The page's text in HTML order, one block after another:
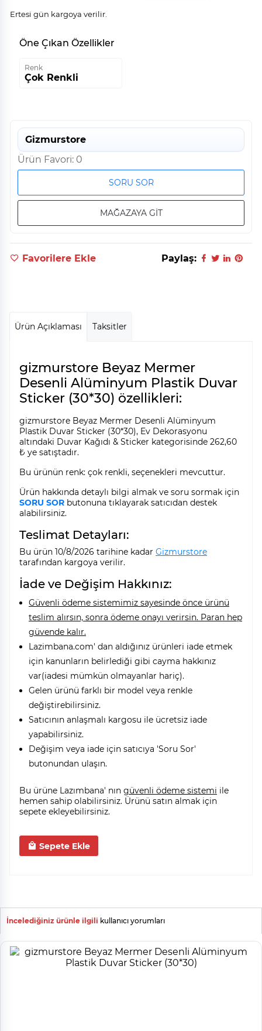
Ertesi gün kargoya verilir.
Öne Çıkan Özellikler
Renk
Çok Renkli
Gizmurstore
Ürün Favori: 0
SORU SOR
MAĞAZAYA GİT
Favorilere Ekle Paylaş:
Ürün Açıklaması Taksitler
gizmurstore Beyaz Mermer
Desenli Alüminyum Plastik Duvar
Sticker (30*30) özellikleri:
gizmurstore Beyaz Mermer Desenli Alüminyum
Plastik Duvar Sticker (30*30), Ev Dekorasyonu
altındaki Duvar Kağıdı & Sticker kategorisinde 262,60
₺ ye satıştadır.
Bu ürünün renk: çok renkli, seçenekleri mevcuttur.
Ürün hakkında detaylı bilgi almak ve soru sormak için
SORU SOR butonuna tıklayarak satıcıdan destek
alabilirsiniz.
Teslimat Detayları:
Bu ürün 10/8/2026 tarihine kadar Gizmurstore
tarafından kargoya verilir.
İade ve Değişim Hakkınız:
Güvenli ödeme sistemimiz sayesinde önce ürünü
teslim alırsın, sonra ödeme onayı verirsin. Paran hep
güvende kalır.
Lazimbana.com' dan aldığınız ürünleri iade etmek
için kanunların belirlediği gibi cayma hakkınız
var(iadesi mümkün olmayanlar hariç).
Gelen ürünü farklı bir model veya renkle
değiştirebilirsiniz.
Satıcının anlaşmalı kargosu ile ücretsiz iade
yapabilirsiniz.
Değişim veya iade için satıcıya 'Soru Sor'
butonundan ulaşın.
Bu ürüne Lazımbana' nın güvenli ödeme sistemi ile
hemen sahip olabilirsiniz. Ürünü satın almak için
sepete ekleyebilirsiniz.
Sepete Ekle
İncelediğiniz ürünle ilgili kullanıcı yorumları